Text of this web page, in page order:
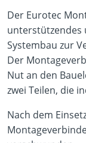
Der Eurotec
unterstützendes
Systembau zur
Der
Nut an den
zwei Teilen, die
Nach dem